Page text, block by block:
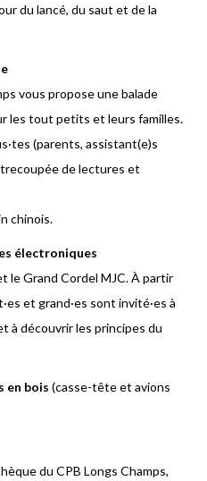
du lancé, du saut et de la
vous propose une balade
les tout petits et leurs familles.
(parents, assistant(e)s
de lectures et
chinois.
électroniques
le Grand Cordel MJC. À partir
et grand·es sont invité·es à
à découvrir les principes du
en bois (casse-tête et avions
du CPB Longs Champs,